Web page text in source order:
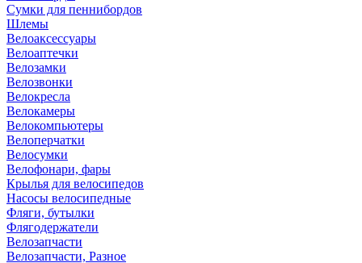
Сумки для пеннибордов
Шлемы
Велоаксессуары
Велоаптечки
Велозамки
Велозвонки
Велокресла
Велокамеры
Велокомпьютеры
Велоперчатки
Велосумки
Велофонари, фары
Крылья для велосипедов
Насосы велосипедные
Фляги, бутылки
Флягодержатели
Велозапчасти
Велозапчасти, Разное